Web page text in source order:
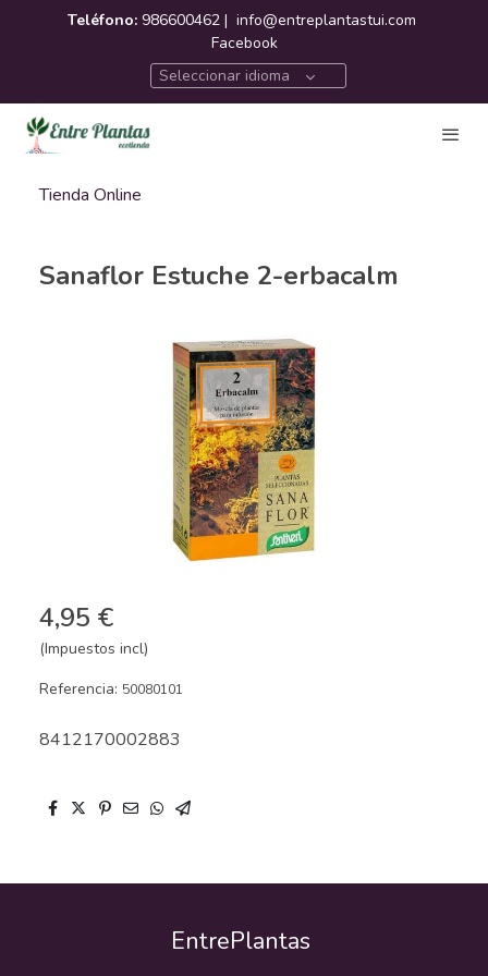
Teléfono: 986600462 | info@entreplantastui.com
Facebook
Seleccionar idioma
Tienda Online
Sanaflor Estuche 2-erbacalm
4,95 €
(Impuestos incl)
Referencia: 50080101
8412170002883
EntrePlantas